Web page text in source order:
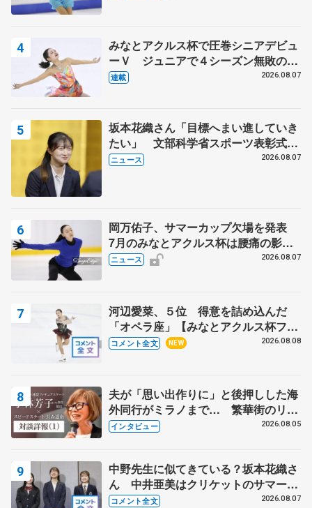
みなとアクルス杯で圧巻シニアデビュ
ーＶ ジュニアで４シーズン無敗の島
田麻央
連載 2026.08.07
坂本花織さん「目標へまい進していき
たい」 文部科学省スポーツ表彰式で
代表謝辞
ニュース 2026.08.07
岡万佑子、サマーカップ欠場を発表
7月のみなとアクルス杯は腰痛の影響
で
ニュース 2026.08.07
河辺愛菜、５位 得意を詰め込んだ
「オペラ座」【みなとアクルス杯フリ
ー】
コメント全文 NEW 2026.08.08
夫が「思い出作りに」と後押しした海
外同行がミラノまで… 繁華街のリン
クでは不良のお兄さんも味方に 小林
インタビュー 2026.08.05
中野先生に似てきている？坂本花織さ
ん 中井亜美はクリケットのサマーキ
ャンプに 島田麻央はたくさん試合に
コメント全文 2026.08.07